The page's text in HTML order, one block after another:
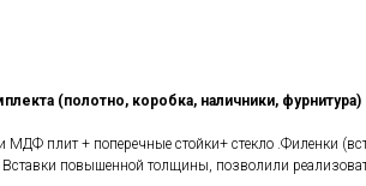
(полотно, коробка, наличники, фурнитура)
МДФ плит + поперечные стойки+ стекло .Филенки
повышенной толщины, позволили